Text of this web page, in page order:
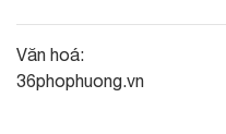
Văn hoá:
36phophuong.vn